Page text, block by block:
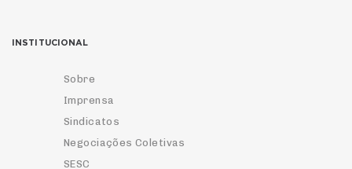
INSTITUCIONAL
Sobre
Imprensa
Sindicatos
Negociações Coletivas
SESC